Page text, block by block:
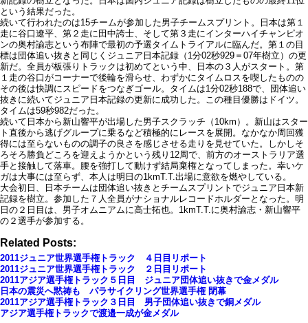
という結果だった。
続いて行われたのは15チームが参加した男子チームスプリント。日本は第１
走に谷口遼平、第２走に田中誇士、そして第３走にインターハイチャンピオ
ンの奥村諭志という布陣で最初の予選タイムトライアルに臨んだ。第１の目
標は団体追い抜きと同じくジュニア日本記録（1分02秒929＝07年樹立）の更
新だ。全員が板張りトラックは初めてという中、日本の３人がスタート。第
１走の谷口がコーナーで後輪を滑らせ、わずかにタイムロスを喫したものの
その後は快調にスピードをつなぎゴール。タイムは1分02秒188で、団体追い
抜きに続いてジュニア日本記録の更新に成功した。この種目優勝はドイツ。
タイムは59秒982だった。
続いて日本から新山響平が出場した男子スクラッチ（10km）。新山はスター
ト直後から逃げグループに乗るなど積極的にレースを展開。なかなか周回獲
得には至らないものの調子の良さを感じさせる走りを見せていた。しかしそ
ろそろ勝負どころを迎えようかという残り12周で、前方のオーストラリア選
手と接触して落車。腰を強打して動けず結局棄権となってしまった。幸いケ
ガは大事には至らず、本人は明日の1kmT.T.出場に意欲を燃やしている。
大会初日、日本チームは団体追い抜きとチームスプリントでジュニア日本新
記録を樹立。参加した７人全員がナショナルレコードホルダーとなった。明
日の２日目は、男子オムニアムに高士拓也。1kmT.T.に奥村諭志・新山響平
の２選手が参加する。
Related Posts:
2011ジュニア世界選手権トラック ４日目リポート
2011ジュニア世界選手権トラック ２日目リポート
2011アジア選手権トラック５日目 ジュニア団体追い抜きで金メダル
日本の震災へ黙祷も パラサイクリング世界選手権 閉幕
2011アジア選手権トラック３日目 男子団体追い抜きで銅メダル
アジア選手権トラックで渡邉一成が金メダル